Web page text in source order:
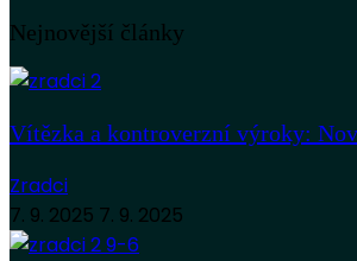
Nejnovější články
Vítězka a kontroverzní výroky:
Zradci
7. 9. 2025 7. 9. 2025